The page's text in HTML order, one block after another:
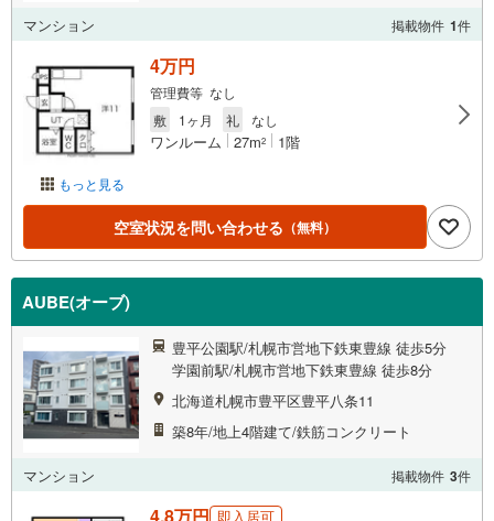
マンション 掲載物件 1件
もっと見る
4万円
管理費等 なし
敷
1ヶ月 礼 なし
ワンルーム 27m2 1階
空室状況を問い合わせる （無料）
AUBE(オーブ)
豊平公園駅/札幌市営地下鉄東豊線 徒歩5分
学園前駅/札幌市営地下鉄東豊線 徒歩8分
北海道札幌市豊平区豊平八条11
築8年/地上4階建て/鉄筋コンクリート
マンション 掲載物件 3件
即入居可